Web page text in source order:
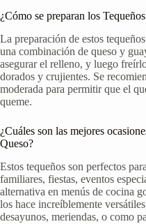
¿Cómo se preparan los
La preparación de estos
una combinación de queso y
asegurar el relleno, y luego
dorados y crujientes. Se
moderada para permitir que el
queme.
¿Cuáles son las mejores
Queso?
Estos tequeños son perfectos
familiares, fiestas, eventos
alternativa en menús de cocina
los hace increíblemente
desayunos, meriendas, o como